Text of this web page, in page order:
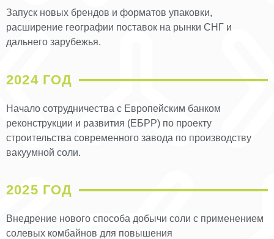
Запуск новых брендов и форматов упаковки,
расширение географии поставок на рынки СНГ и
дальнего зарубежья.
2024 ГОД
Начало сотрудничества с Европейским банком
реконструкции и развития (ЕБРР) по проекту
строительства современного завода по производству
вакуумной соли.
2025 ГОД
Внедрение нового способа добычи соли с применением
солевых комбайнов для повышения